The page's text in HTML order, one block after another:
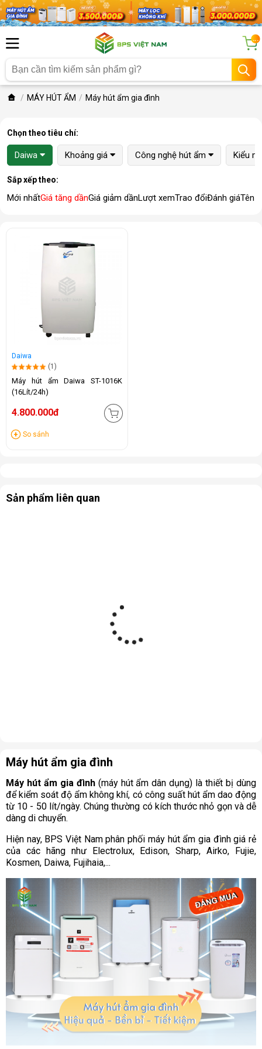
...
MÁY HÚT ẨM Máy hút ẩm gia đình
Chọn theo tiêu chí:
Daiwa Khoảng giá Công nghệ hút ẩm Kiểu
Sắp xếp theo:
Mới nhấtGiá tăng dầnGiá giảm dầnLượt xemTrao đổiĐánh giáTên
Daiwa
(1)
Máy hút ẩm Daiwa ST-1016K
(16Lít/24h)
4.800.000đ
So sánh
Sản phẩm liên quan
Máy hút ẩm gia đình
Máy hút ẩm gia đình(máy hút ẩm dân dụng) là thiết bị dùng
để kiểm soát độ ẩm không khí, có công suất hút ẩm dao động
từ 10 - 50 lít/ngày. Chúng thường có kích thước nhỏ gọn và dễ
dàng di chuyển.
Hiện nay, BPS Việt Nam phân phối máy hút ẩm gia đình giá rẻ
của các hãng như Electrolux, Edison, Sharp, Airko, Fujie,
Kosmen, Daiwa, Fujihaia,...